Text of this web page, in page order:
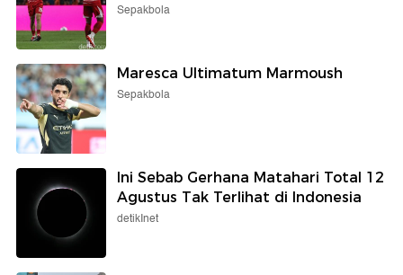
Sepakbola
Maresca Ultimatum Marmoush
Sepakbola
Ini Sebab Gerhana Matahari Total 12
Agustus Tak Terlihat di Indonesia
detikInet